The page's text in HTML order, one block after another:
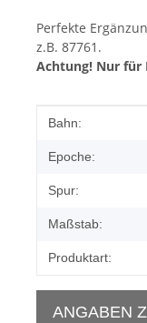
Perfekte
z.B. 87761.
Achtung! Nur für
Wert
Bahn:
Epoche:
Spur:
Maßstab:
Produktart:
ANGABEN